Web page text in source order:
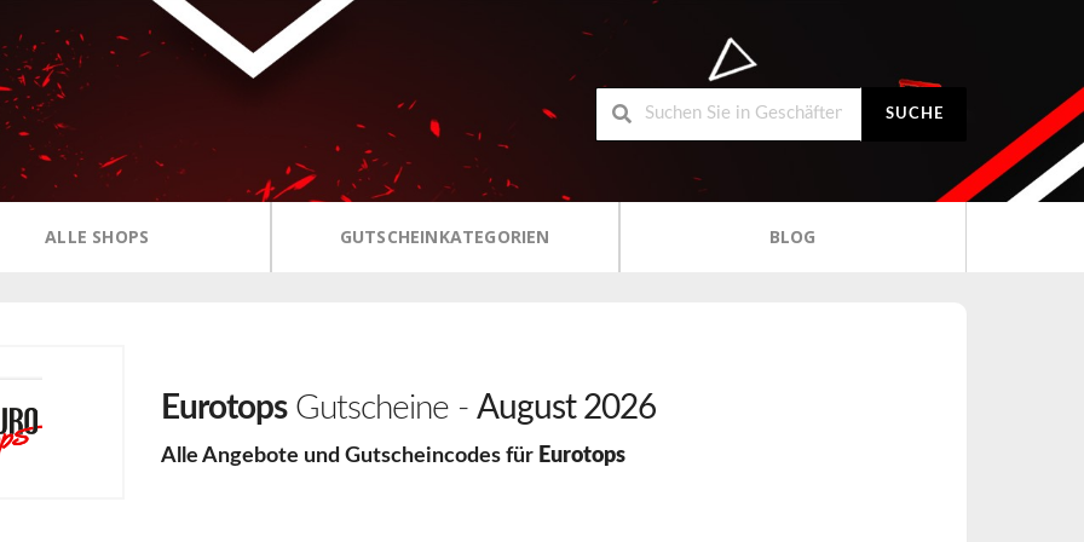
SUCHE
ALLE SHOPS GUTSCHEINKATEGORIEN BLOG
EurotopsGutscheine - August 2026
Alle Angebote und Gutscheincodes für Eurotops